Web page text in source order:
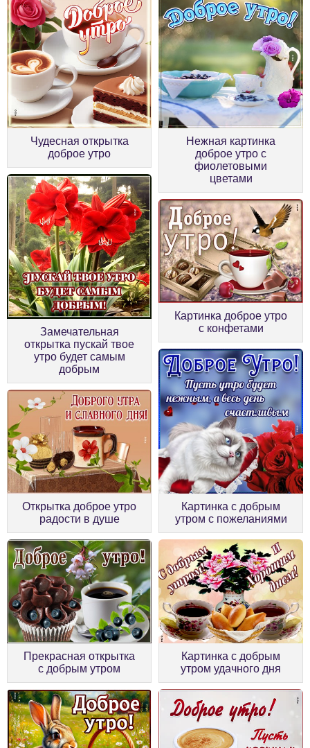
Чудесная открытка
доброе утро
Нежная картинка
доброе утро с
фиолетовыми
цветами
Замечательная
открытка пускай твое
утро будет самым
добрым
Картинка доброе утро
с конфетами
Открытка доброе утро
радости в душе
Картинка с добрым
утром с пожеланиями
Прекрасная открытка
с добрым утром
Картинка с добрым
утром удачного дня